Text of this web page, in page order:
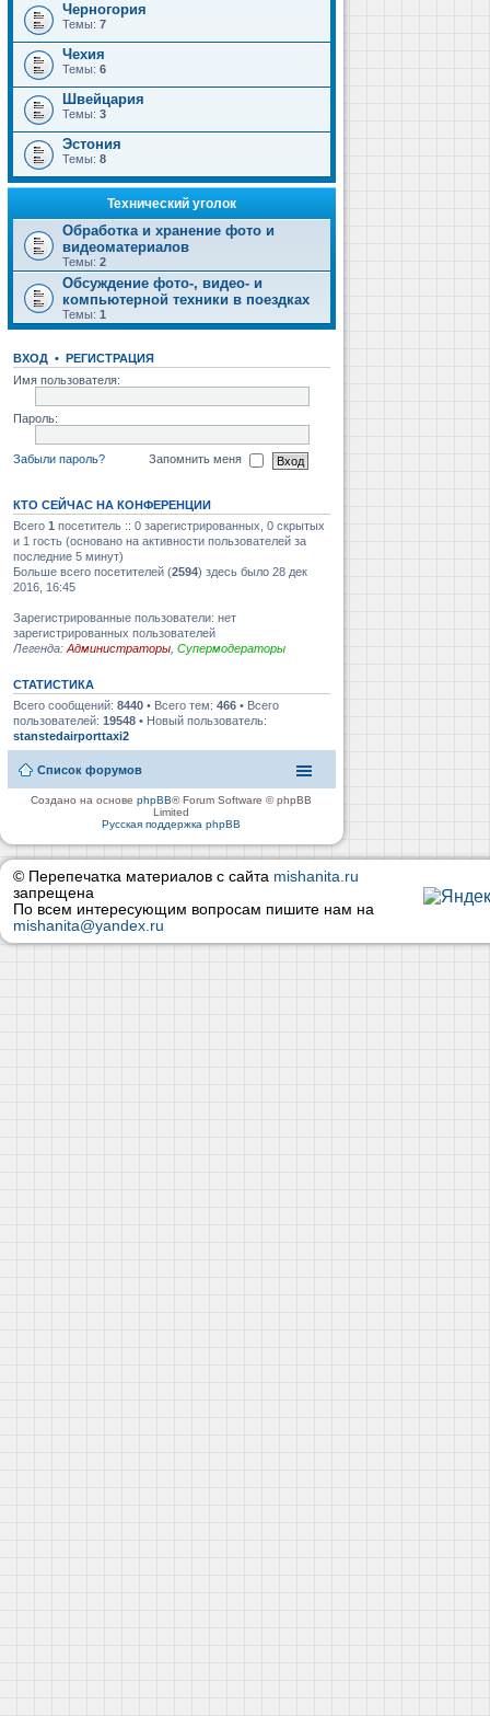
Черногория
Темы: 7
Чехия
Темы: 6
Швейцария
Темы: 3
Эстония
Темы: 8
Технический уголок
Обработка и хранение фото и
видеоматериалов
Темы: 2
Обсуждение фото-, видео- и
компьютерной техники в поездках
Темы: 1
ВХОД • РЕГИСТРАЦИЯ
Имя пользователя:
Пароль:
Забыли пароль? Запомнить меня
КТО СЕЙЧАС НА КОНФЕРЕНЦИИ
Всего 1 посетитель :: 0 зарегистрированных, 0 скрытых
и 1 гость (основано на активности пользователей за
последние 5 минут)
Больше всего посетителей (2594) здесь было 28 дек
2016, 16:45
Зарегистрированные пользователи: нет
зарегистрированных пользователей
Легенда: Администраторы Супермодераторы
СТАТИСТИКА
Всего сообщений: 8440 • Всего тем: 466 • Всего
пользователей: 19548 • Новый пользователь:
stanstedairporttaxi2
Список форумов
Создано на основеphpBB® Forum Software © phpBB
Limited
Русская поддержка phpBB
© Перепечатка материалов с сайта mishanita.ru
запрещена
По всем интересующим вопросам пишите нам на
mishanita@yandex.ru